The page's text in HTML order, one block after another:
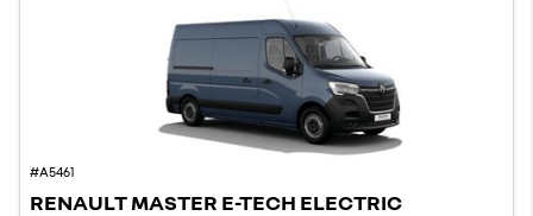
#A5461
RENAULT MASTER E-TECH ELECTRIC